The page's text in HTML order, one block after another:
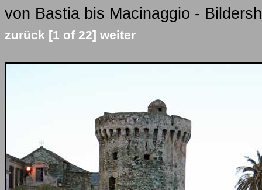
von Bastia bis Macinaggio -
zurück [1 of 22] weiter